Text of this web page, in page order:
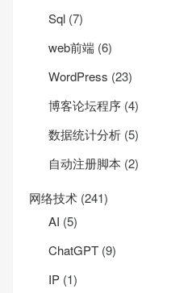
Sql (7)
web前端 (6)
WordPress (23)
博客论坛程序 (4)
数据统计分析 (5)
自动注册脚本 (2)
网络技术 (241)
AI (5)
ChatGPT (9)
IP (1)